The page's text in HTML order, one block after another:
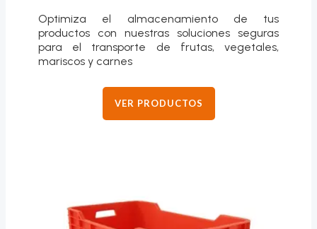
Optimiza el almacenamiento de tus
productos con nuestras soluciones seguras
para el transporte de frutas, vegetales,
mariscos y carnes
VER PRODUCTOS